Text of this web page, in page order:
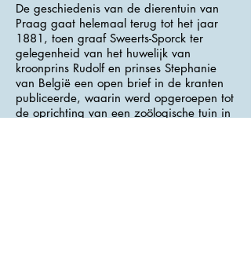
De geschiedenis van de dierentuin van
Praag gaat helemaal terug tot het jaar
1881, toen graaf Sweerts-Sporck ter
gelegenheid van het huwelijk van
kroonprins Rudolf en prinses Stephanie
van België een open brief in de kranten
publiceerde, waarin werd opgeroepen tot
de oprichting van een zoölogische tuin in